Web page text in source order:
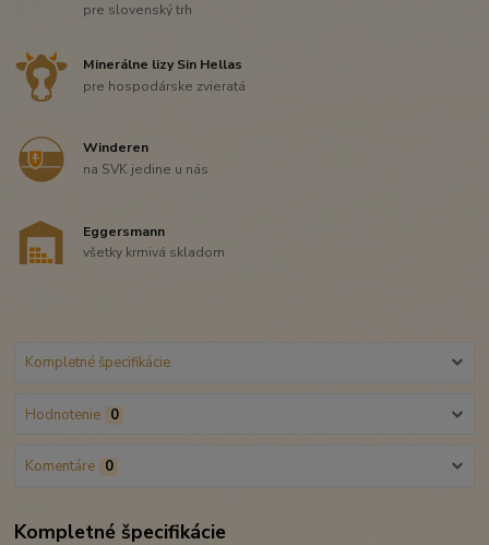
pre slovenský trh
Minerálne lizy Sin Hellas
pre hospodárske zvieratá
Winderen
na SVK jedine u nás
Eggersmann
všetky krmivá skladom
Kompletné špecifikácie
Hodnotenie 0
Komentáre 0
Kompletné špecifikácie